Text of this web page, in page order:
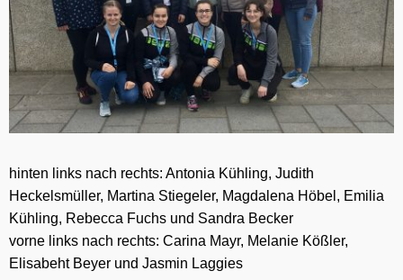
hinten links nach rechts: Antonia Kühling, Judith
Heckelsmüller, Martina Stiegeler, Magdalena Höbel, Emilia
Kühling, Rebecca Fuchs und Sandra Becker
vorne links nach rechts: Carina Mayr, Melanie Kößler,
Elisabeht Beyer und Jasmin Laggies